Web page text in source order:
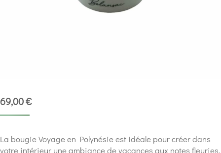
69,00€
La bougie Voyage en Polynésie est idéale pour créer dans
votre intérieur une ambiance de vacances aux notes fleuries,